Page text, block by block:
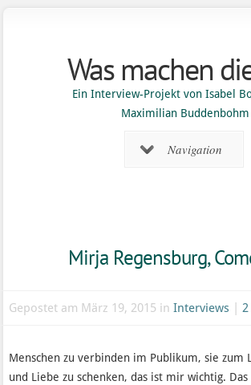
Was machen
Ein Interview-Projekt von Isabel
Maximilian Buddenbohm
Navigation
Mirja Regensburg,
Gepostet am März 19, 2015 inInterviews
Menschen zu verbinden im Publikum, sie zum
und Liebe zu schenken, das ist mir wichtig.